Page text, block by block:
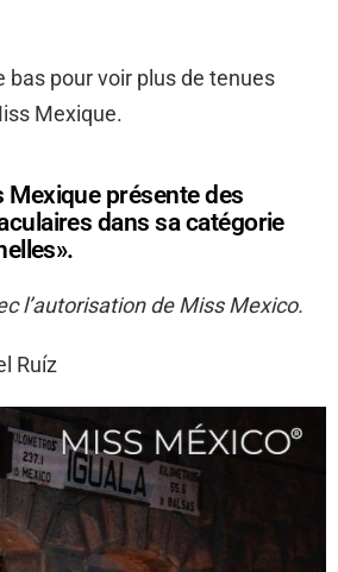
bas pour voir plus de tenues
Mexique.
présente des
dans sa catégorie
l’autorisation de Miss Mexico.
Ruíz